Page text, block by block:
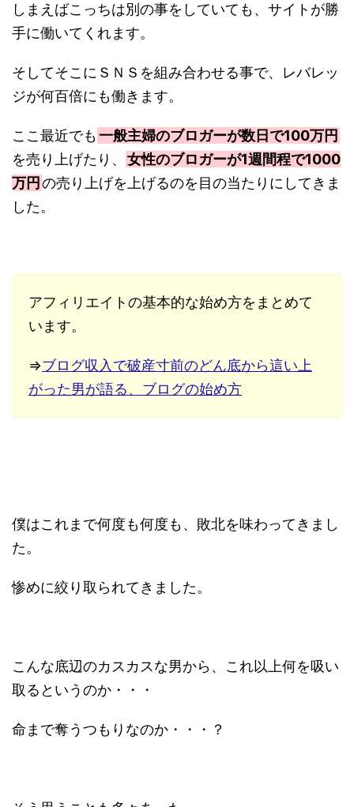
しまえばこっちは別の事をしていても、サイトが勝
手に働いてくれます。
そしてそこにＳＮＳを組み合わせる事で、レバレッ
ジが何百倍にも働きます。
ここ最近でも一般主婦のブロガーが数日で100万円
を売り上げたり、 女性のブロガーが1週間程で1000
万円 の売り上げを上げるのを目の当たりにしてきま
した。
アフィリエイトの基本的な始め方をまとめて
います。
⇒ブログ収入で破産寸前のどん底から這い上
がった男が語る、ブログの始め方
僕はこれまで何度も何度も、敗北を味わってきまし
た。
惨めに絞り取られてきました。
こんな底辺のカスカスな男から、これ以上何を吸い
取るというのか・・・
命まで奪うつもりなのか・・・？